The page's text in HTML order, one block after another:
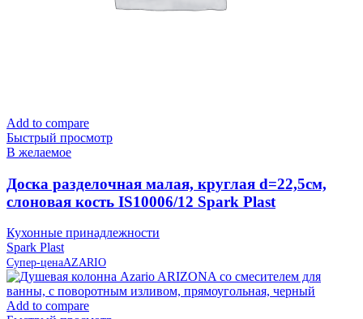
Add to compare
Быстрый просмотр
В желаемое
Доска разделочная малая, круглая d=22,5см,
слоновая кость IS10006/12 Spark Plast
Кухонные принадлежности
Spark Plast
Супер-ценаAZARIO
Add to compare